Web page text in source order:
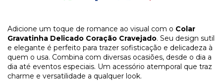
Adicione um toque de romance ao visual com o Colar
Gravatinha Delicado Coração Cravejado. Seu design sutil
e elegante é perfeito para trazer sofisticação e delicadeza à
quem o usa. Combina com diversas ocasiões, desde o dia a
dia até eventos especiais. Um acessório atemporal que traz
charme e versatilidade a qualquer look.